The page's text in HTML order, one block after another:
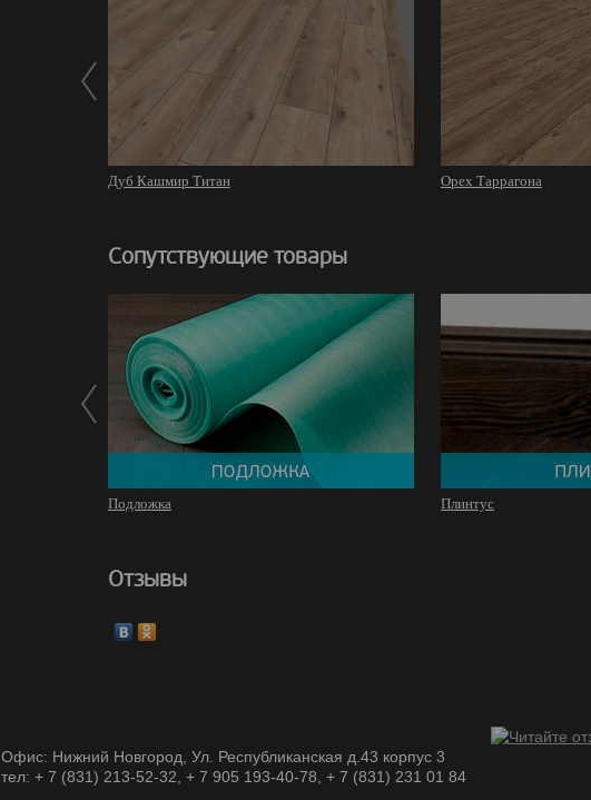
Дуб Кашмир Титан Орех Таррагона
Сопутствующие товары
Подложка Плинтус
Отзывы
Офис: Нижний Новгород, Ул. Республиканская д.43 корпус 3
тел: + 7 (831) 213-52-32, + 7 905 193-40-78, + 7 (831) 231 01 84